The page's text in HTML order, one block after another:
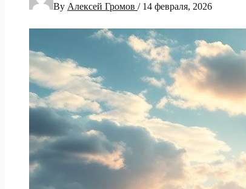
By Алексей Громов / 14 февраля, 2026